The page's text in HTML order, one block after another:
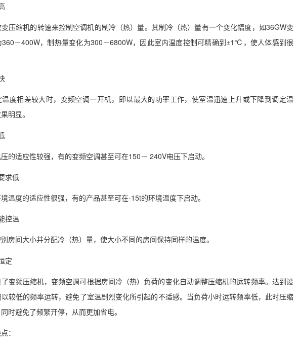
压缩机的转速来控制空调机的制冷（热）量。其制冷（热）量有一个变化幅度，如36GW变
－400W，制热量变化为300－6800W，因此室内温度控制可精确到±1℃，使人体感到很
温度相差较大时，变频空调一开机，即以最大的功率工作，使室温迅速上升或下降到调定温
明显。
的适应性较强，有的变频空调甚至可在150－ 240V电压下启动。
求低
温度的适应性很强，有的产品甚至可在-15t的环境温度下启动。
控温
房间大小并分配冷（热）量，使大小不同的房间保持同样的温度。
定
变频压缩机，变频空调可根据房间冷（热）负荷的变化自动调整压缩机的运转频率。达到设
较低的频率运转，避免了室温剧烈变化所引起的不适感。当负荷小时运转频率低，此时压缩
时避免了频繁开停，从而更加省电。
：